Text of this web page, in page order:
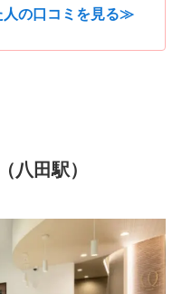
人の口コミを見る≫
八田駅）